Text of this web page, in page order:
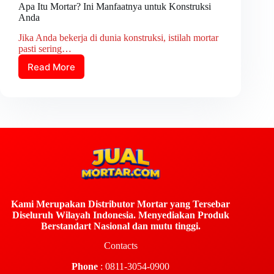
Apa Itu Mortar? Ini Manfaatnya untuk Konstruksi
Anda
Jika Anda bekerja di dunia konstruksi, istilah mortar
pasti sering…
Read More
Kami Merupakan Distributor Mortar yang Tersebar
Diseluruh Wilayah Indonesia. Menyediakan Produk
Berstandart Nasional dan mutu tinggi.
Contacts
Phone : 0811-3054-0900